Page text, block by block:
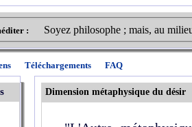
: Soyez philosophe ; mais, au
Téléchargements FAQ
Dimension métaphysique du désir